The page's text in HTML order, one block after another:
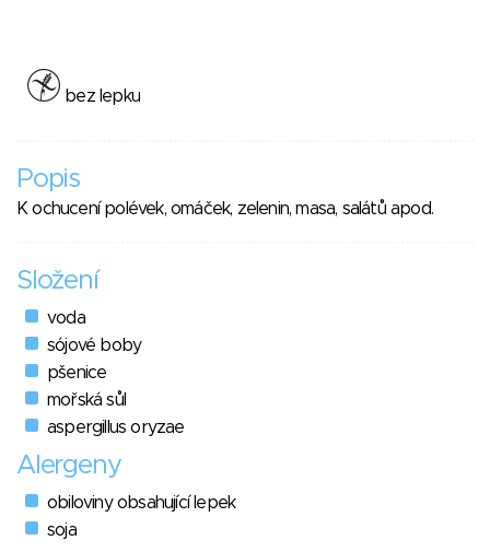
bez lepku
Popis
K ochucení polévek, omáček, zelenin, masa, salátů apod.
Složení
voda
sójové boby
pšenice
mořská sůl
aspergillus oryzae
Alergeny
obiloviny obsahující lepek
soja